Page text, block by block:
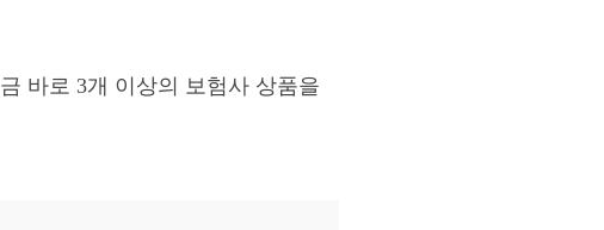
바로 3개 이상의 보험사 상품을